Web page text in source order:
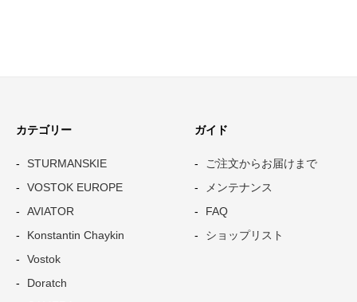
カテゴリー
STURMANSKIE
VOSTOK EUROPE
AVIATOR
Konstantin Chaykin
Vostok
Doratch
ガイド
ご注文からお届けまで
メンテナンス
FAQ
ショップリスト